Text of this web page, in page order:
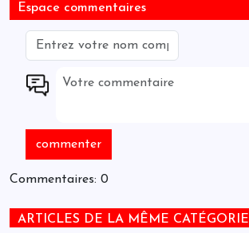
Espace commentaires
Commentaires: 0
ARTICLES DE LA MÊME CATÉGORIE